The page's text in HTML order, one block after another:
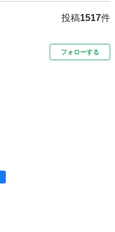
投稿1517件
フォローする